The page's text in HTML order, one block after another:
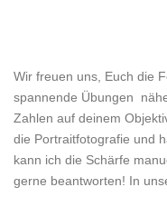
Wir freuen uns, Euch die
spannende Übungen
Zahlen auf deinem
die Portraitfotografie und
kann ich die Schärfe
gerne beantworten! In